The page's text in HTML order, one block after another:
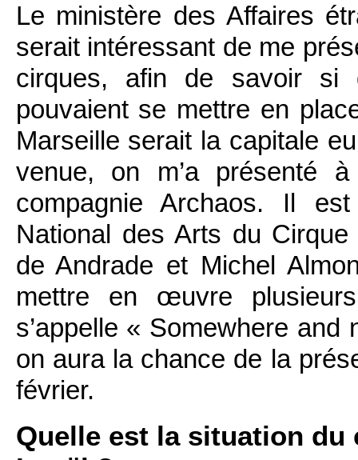
Le ministère des Affaires
serait intéressant de me
cirques, afin de savoir si
pouvaient se mettre en
Marseille serait la capitale
venue, on m’a présenté
compagnie Archaos. Il
National des Arts du
de Andrade et Michel
mettre en œuvre
s’appelle « Somewhere and
on aura la chance de la
février.
Quelle est la situation